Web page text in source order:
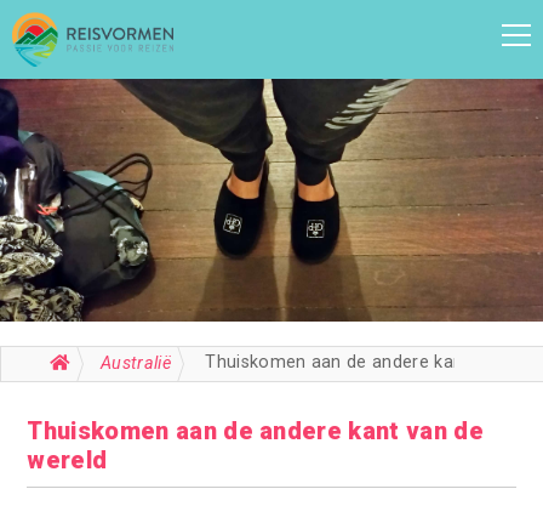
Australië
Thuiskomen aan de andere kant van de
wereld